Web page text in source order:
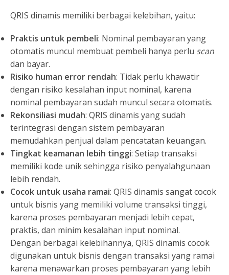
QRIS dinamis memiliki berbagai kelebihan, yaitu:
Praktis untuk pembeli: Nominal pembayaran yang
otomatis muncul membuat pembeli hanya perlu scan
dan bayar.
Risiko human error rendah: Tidak perlu khawatir
dengan risiko kesalahan input nominal, karena
nominal pembayaran sudah muncul secara otomatis.
Rekonsiliasi mudah: QRIS dinamis yang sudah
terintegrasi dengan sistem pembayaran
memudahkan penjual dalam pencatatan keuangan.
Tingkat keamanan lebih tinggi: Setiap transaksi
memiliki kode unik sehingga risiko penyalahgunaan
lebih rendah.
Cocok untuk usaha ramai: QRIS dinamis sangat cocok
untuk bisnis yang memiliki volume transaksi tinggi,
karena proses pembayaran menjadi lebih cepat,
praktis, dan minim kesalahan input nominal.
Dengan berbagai kelebihannya, QRIS dinamis cocok
digunakan untuk bisnis dengan transaksi yang ramai
karena menawarkan proses pembayaran yang lebih